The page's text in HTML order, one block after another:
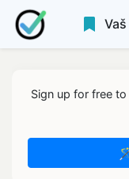
Sign up for free